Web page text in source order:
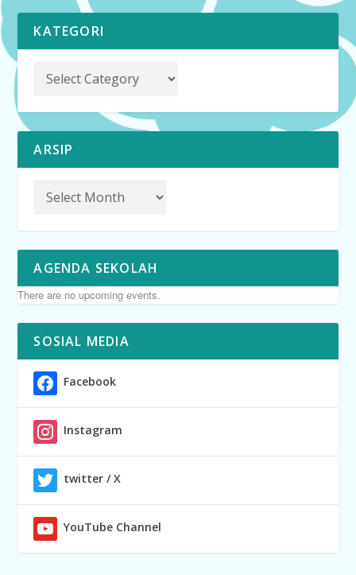
KATEGORI
ARSIP
AGENDA SEKOLAH
There are no upcoming events.
SOSIAL MEDIA
Facebook
Instagram
twitter / X
YouTube Channel